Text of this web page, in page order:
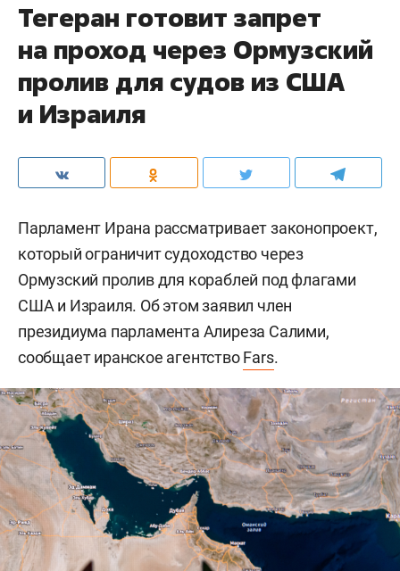
Тегеран готовит запрет
на проход через Ормузский
пролив для судов из США
и Израиля
Парламент Ирана рассматривает законопроект,
который ограничит судоходство через
Ормузский пролив для кораблей под флагами
США и Израиля. Об этом заявил член
президиума парламента Алиреза Салими,
сообщает иранское агентствоFars.